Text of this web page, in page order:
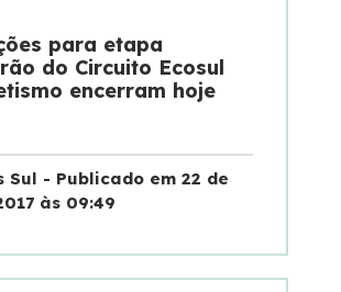
para etapa
do Circuito Ecosul
encerram hoje
Sul - Publicado em 22 de
às 09:49